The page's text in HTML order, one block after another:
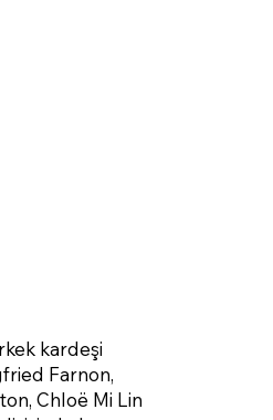
kardeşi
Farnon,
Chloë Mi Lin